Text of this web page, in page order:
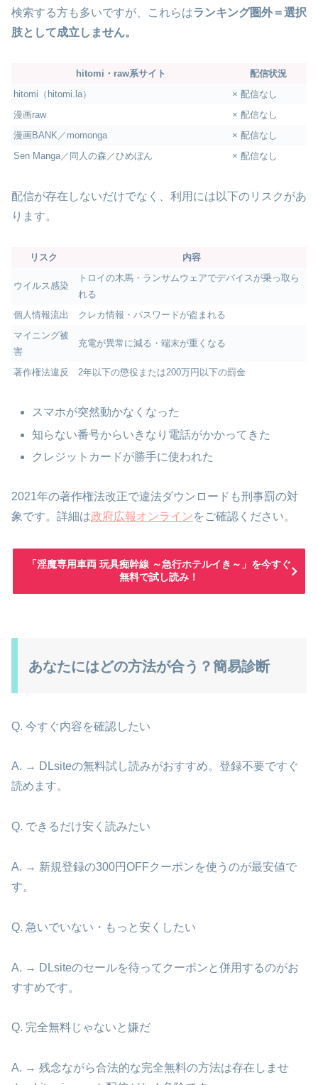
検索する方も多いですが、これらはランキング圏外＝選択
肢として成立しません。
hitomi・raw系サイト
配信状況
hitomi（hitomi.la）
× 配信なし
漫画raw
× 配信なし
漫画BANK／momonga
× 配信なし
Sen Manga／同人の森／ひめぼん
× 配信なし
配信が存在しないだけでなく、利用には以下のリスクがあ
ります。
リスク 内容
ウイルス感染
トロイの木馬・ランサムウェアでデバイスが乗っ取ら
れる
個人情報流出
クレカ情報・パスワードが盗まれる
マイニング被
害
充電が異常に減る・端末が重くなる
著作権法違反 2年以下の懲役または200万円以下の罰金
スマホが突然動かなくなった
知らない番号からいきなり電話がかかってきた
クレジットカードが勝手に使われた
2021年の著作権法改正で違法ダウンロードも刑事罰の対
象です。詳細は政府広報オンラインをご確認ください。
「淫魔専用車両 玩具痴幹線 ～急行ホテルイき～」を今すぐ
無料で試し読み！
あなたにはどの方法が合う？簡易診断
Q. 今すぐ内容を確認したい
A. → DLsiteの無料試し読みがおすすめ。登録不要ですぐ
読めます。
Q. できるだけ安く読みたい
A. → 新規登録の300円OFFクーポンを使うのが最安値で
す。
Q. 急いでいない・もっと安くしたい
A. → DLsiteのセールを待ってクーポンと併用するのがお
すすめです。
Q. 完全無料じゃないと嫌だ
A. → 残念ながら合法的な完全無料の方法は存在しませ